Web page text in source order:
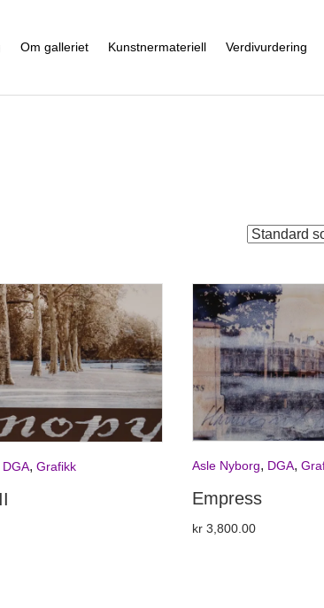
Om galleriet Kunstnermateriell Verdivurdering
DGA, Grafikk Asle Nyborg, DGA,
Empress
kr 3,800.00